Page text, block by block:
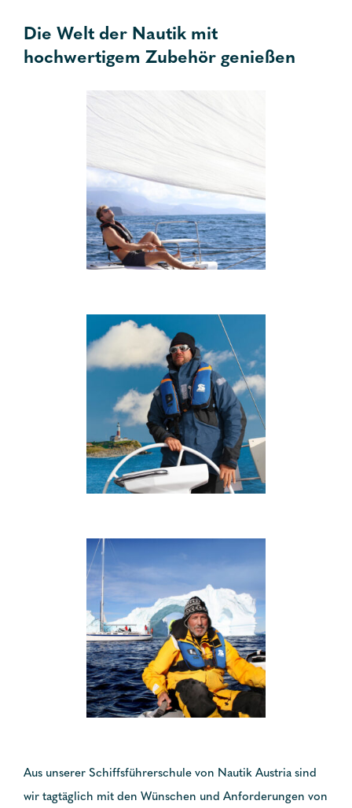
Die Welt der Nautik mit
hochwertigem Zubehör genießen
Aus unserer Schiffsführerschule von Nautik Austria sind
wir tagtäglich mit den Wünschen und Anforderungen von